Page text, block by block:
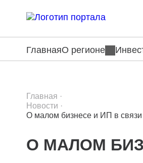
ГлавнаяО регионе
Главная ·
Новости ·
О малом бизнесе и ИП в связи
О МАЛОМ